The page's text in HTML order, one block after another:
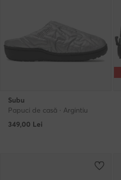
Subu
Papuci de casă · Argintiu
349,00 Lei